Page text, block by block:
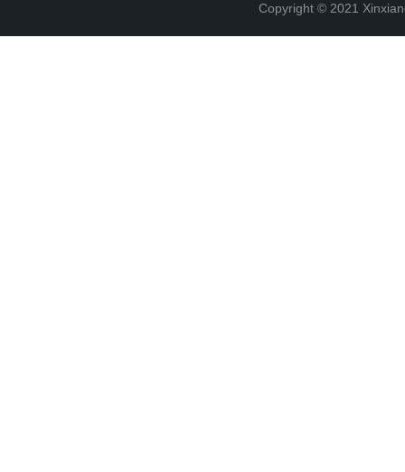
Copyright © 2021